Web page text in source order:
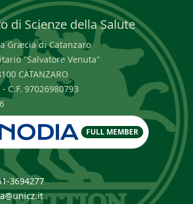
di Scienze della Salute
Græcia di Catanzaro
"Salvatore Venuta"
CATANZARO
C.F. 97026980793
FULL MEMBER
3694277